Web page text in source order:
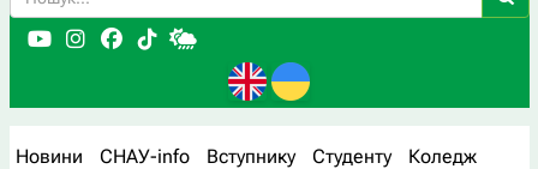
Новини СНАУ-info Вступнику Студенту
Коледж